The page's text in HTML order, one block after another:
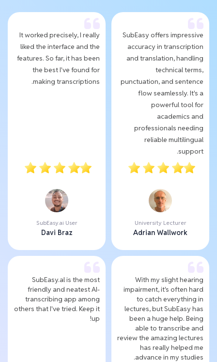
SubEasy offers impressive
accuracy in transcription
and translation, handling
technical terms,
punctuation, and sentence
flow seamlessly. It's a
powerful tool for
academics and
professionals needing
reliable multilingual
support.
University Lecturer
Adrian Wallwork
It worked precisely, I really
liked the interface and the
features. So far, it has been
the best I've found for
making transcriptions.
SubEasy.ai User
Davi Braz
With my slight hearing
impairment, it's often hard
to catch everything in
lectures, but SubEasy has
been a huge help. Being
able to transcribe and
review the amazing lectures
has really helped me
advance in my studies.
SubEasy.al is the most
friendly and neatest AI-
transcribing app among
others that I've tried. Keep it
up!